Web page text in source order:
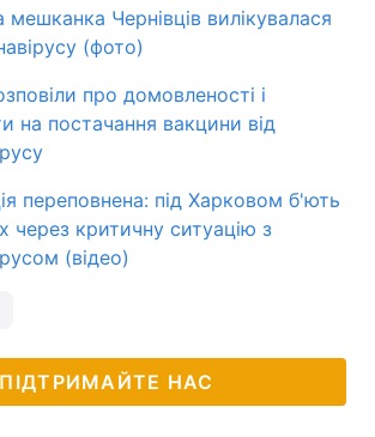
мешканка Чернівців вилікувалася
(фото)
про домовленості і
на постачання вакцини від
переповнена: під Харковом б'ють
через критичну ситуацію з
(відео)
ПІДТРИМАЙТЕ НАС